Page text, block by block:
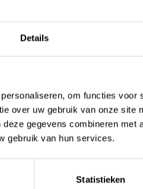
Details
om functies voor
over uw gebruik van onze site
gegevens combineren met
gebruik van hun services.
Statistieken